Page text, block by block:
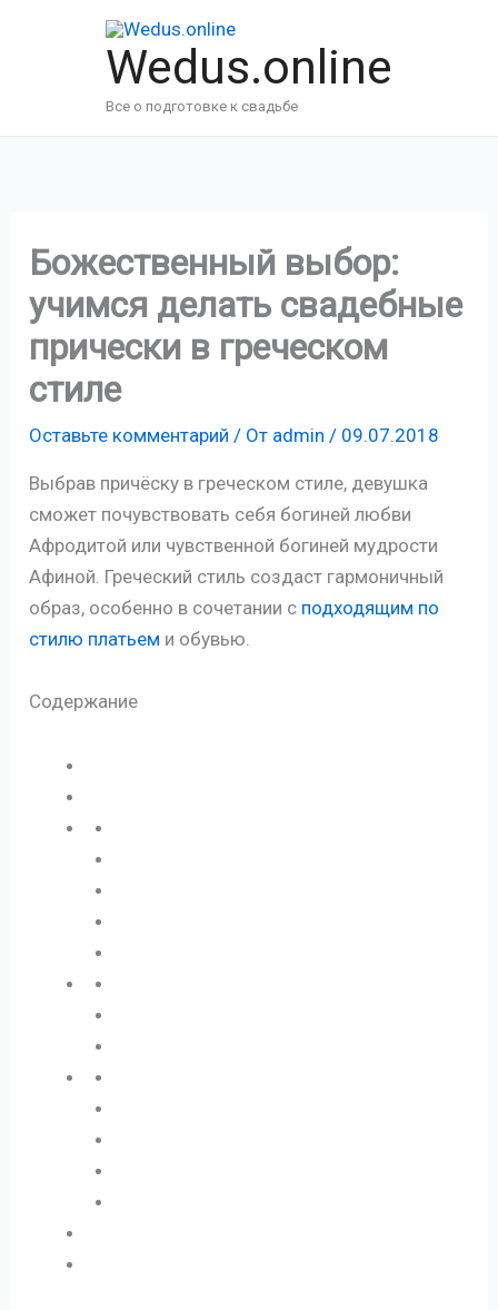
содержимомуWedus.online
Все о подготовке к свадьбе
Божественный выбор:
учимся делать свадебные
прически в греческом
стиле
Оставьте комментарий / От admin / 09.07.2018
Выбрав причёску в греческом стиле, девушка
сможет почувствовать себя богиней любви
Афродитой или чувственной богиней мудрости
Афиной. Греческий стиль создаст гармоничный
образ, особенно в сочетании с подходящим по
стилю платьем и обувью.
Содержание